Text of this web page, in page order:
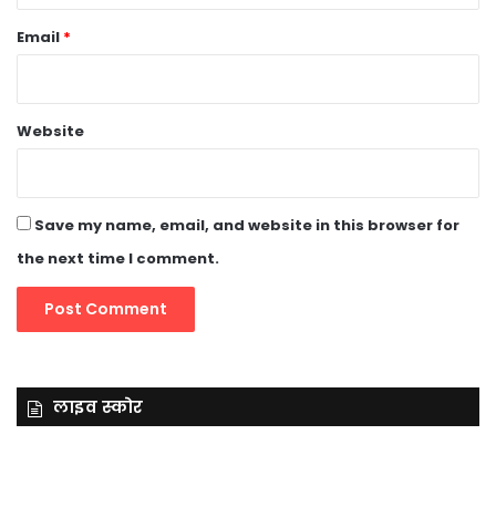
Email *
Website
Save my name, email, and website in this browser for
the next time I comment.
लाइव स्कोर